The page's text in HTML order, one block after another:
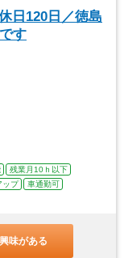
日120日／徳島
す
残業月10ｈ以下
ップ
車通勤可
味がある